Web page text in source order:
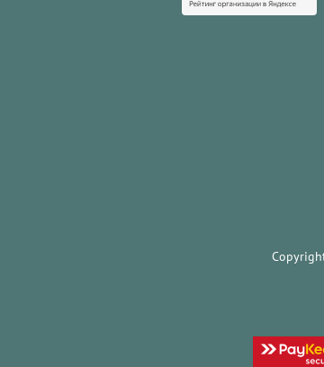
Copyright © 2012 -